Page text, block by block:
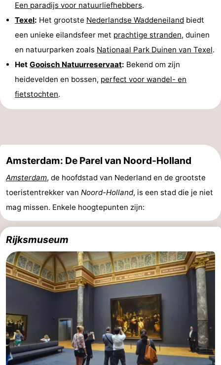
adressen
Regio
Noord-
Holland
-
Natuur
Schoorlse
Bergen
-
Egmond
aan
Zee
-
Noordhollands
duinreservaat
-
Wijk
aan
Zee
-
Natuur
Zuid-
Kennermerland
-
Amsterdam
-
Haarlem
Holland
-
Leiden
Bollenstreek
Een paradijs voor natuurliefhebbers.
Texel: Het grootste Nederlandse Waddeneiland biedt
een unieke eilandsfeer met prachtige stranden, duinen
en natuurparken zoals Nationaal Park Duinen van Texel.
Het Gooisch Natuurreservaat: Bekend om zijn
heidevelden en bossen, perfect voor wandel- en
fietstochten.
Amsterdam: De Parel van Noord-Holland
Amsterdam, de hoofdstad van Nederland en de grootste
toeristentrekker van Noord-Holland, is een stad die je niet
mag missen. Enkele hoogtepunten zijn:
Rijksmuseum